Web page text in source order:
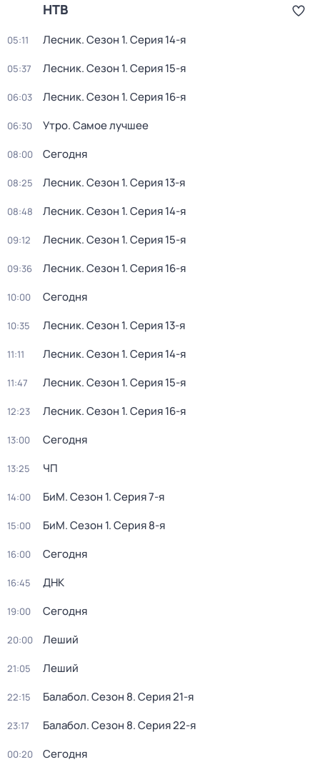
НТВ
05:11 Лесник. Сезон 1. Серия 14-я
05:37 Лесник. Сезон 1. Серия 15-я
06:03 Лесник. Сезон 1. Серия 16-я
06:30 Утро. Самое лучшее
08:00 Сегодня
08:25 Лесник. Сезон 1. Серия 13-я
08:48 Лесник. Сезон 1. Серия 14-я
09:12 Лесник. Сезон 1. Серия 15-я
09:36 Лесник. Сезон 1. Серия 16-я
10:00 Сегодня
10:35 Лесник. Сезон 1. Серия 13-я
11:11 Лесник. Сезон 1. Серия 14-я
11:47 Лесник. Сезон 1. Серия 15-я
12:23 Лесник. Сезон 1. Серия 16-я
13:00 Сегодня
13:25 ЧП
14:00 БиМ. Сезон 1. Серия 7-я
15:00 БиМ. Сезон 1. Серия 8-я
16:00 Сегодня
16:45 ДНК
19:00 Сегодня
20:00 Леший
21:05 Леший
22:15 Балабол. Сезон 8. Серия 21-я
23:17 Балабол. Сезон 8. Серия 22-я
00:20 Сегодня